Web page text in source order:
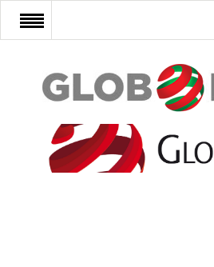
FŐOLDAL
AFRIKA